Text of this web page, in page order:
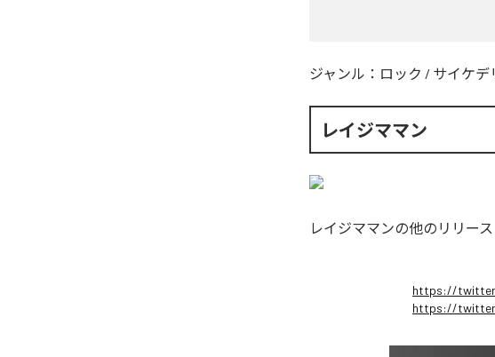
ジャンル： ロック / サイケデ
レイジママン
レイジママンの他のリリース
https://
https://